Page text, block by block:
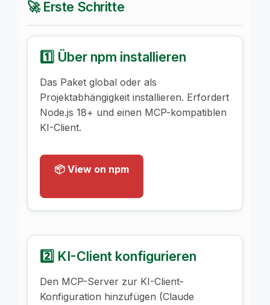
🚀 Erste Schritte
1️⃣ Über npm installieren
Das Paket global oder als
Projektabhängigkeit installieren. Erfordert
Node.js 18+ und einen MCP-kompatiblen
KI-Client.
📦 View on npm
2️⃣ KI-Client konfigurieren
Den MCP-Server zur KI-Client-
Konfiguration hinzufügen (Claude